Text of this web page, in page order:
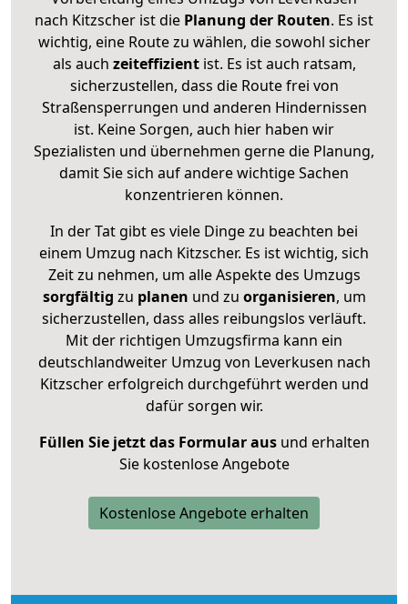
nach Kitzscher ist die Planung der Routen. Es ist
wichtig, eine Route zu wählen, die sowohl sicher
als auch zeiteffizientist. Es ist auch ratsam,
sicherzustellen, dass die Route frei von
Straßensperrungen und anderen Hindernissen
ist. Keine Sorgen, auch hier haben wir
Spezialisten und übernehmen gerne die Planung,
damit Sie sich auf andere wichtige Sachen
konzentrieren können.
In der Tat gibt es viele Dinge zu beachten bei
einem Umzug nach Kitzscher. Es ist wichtig, sich
Zeit zu nehmen, um alle Aspekte des Umzugs
sorgfältig zu planen und zu organisieren, um
sicherzustellen, dass alles reibungslos verläuft.
Mit der richtigen Umzugsfirma kann ein
deutschlandweiter Umzug von Leverkusen nach
Kitzscher erfolgreich durchgeführt werden und
dafür sorgen wir.
Füllen Sie jetzt das Formular ausund erhalten
Sie kostenlose Angebote
Kostenlose Angebote erhalten